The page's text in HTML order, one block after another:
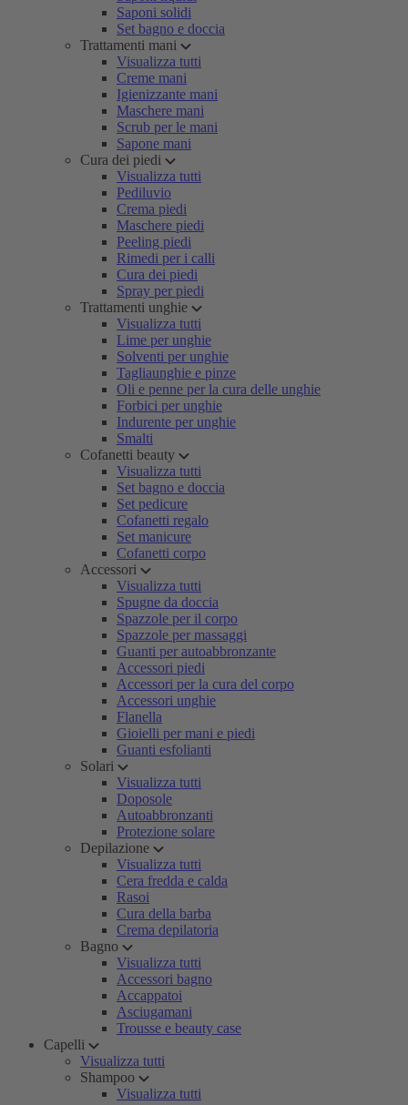
Saponi solidi
Set bagno e doccia
Trattamenti mani
Visualizza tutti
Creme mani
Igienizzante mani
Maschere mani
Scrub per le mani
Sapone mani
Cura dei piedi
Visualizza tutti
Pediluvio
Crema piedi
Maschere piedi
Peeling piedi
Rimedi per i calli
Cura dei piedi
Spray per piedi
Trattamenti unghie
Visualizza tutti
Lime per unghie
Solventi per unghie
Tagliaunghie e pinze
Oli e penne per la cura delle unghie
Forbici per unghie
Indurente per unghie
Smalti
Cofanetti beauty
Visualizza tutti
Set bagno e doccia
Set pedicure
Cofanetti regalo
Set manicure
Cofanetti corpo
Accessori
Visualizza tutti
Spugne da doccia
Spazzole per il corpo
Spazzole per massaggi
Guanti per autoabbronzante
Accessori piedi
Accessori per la cura del corpo
Accessori unghie
Flanella
Gioielli per mani e piedi
Guanti esfolianti
Solari
Visualizza tutti
Doposole
Autoabbronzanti
Protezione solare
Depilazione
Visualizza tutti
Cera fredda e calda
Rasoi
Cura della barba
Crema depilatoria
Bagno
Visualizza tutti
Accessori bagno
Accappatoi
Asciugamani
Trousse e beauty case
Capelli
Visualizza tutti
Shampoo
Visualizza tutti